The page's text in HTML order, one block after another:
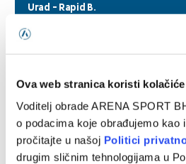
Ova web stranica koristi kolačiće
Voditelj obrade ARENA SPORT
o podacima koje obrađujemo kao
pročitajte u našoj Politici
drugim sličnim tehnologijama u